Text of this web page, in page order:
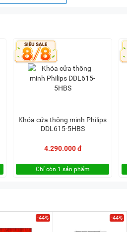
Khóa cửa thông minh Philips
DDL615-5HBS
4.290.000 đ
Chỉ còn 1 sản phẩm
-44% -44%